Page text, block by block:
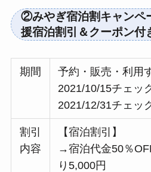
②みやぎ宿泊割キャンペ
援宿泊割引＆クーポン付
期間
予約・販売・利用
2021/10/15チェッ
2021/12/31チェッ
割引
内容
【宿泊割引】
→宿泊代金50％
り5,000円